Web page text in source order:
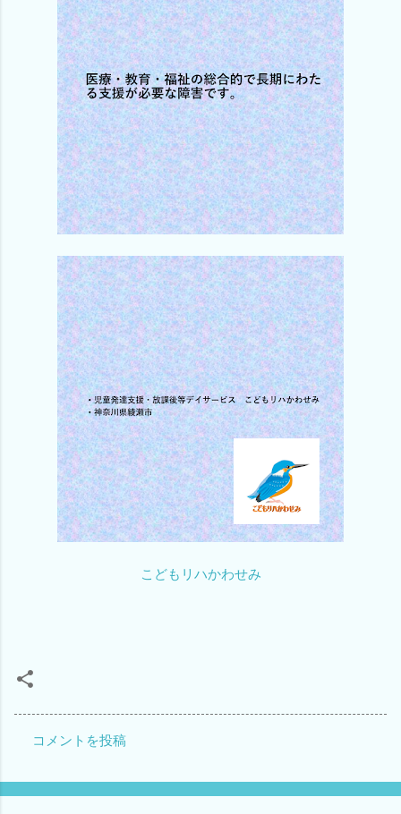
こどもリハかわせみ
メ
コメントを投稿